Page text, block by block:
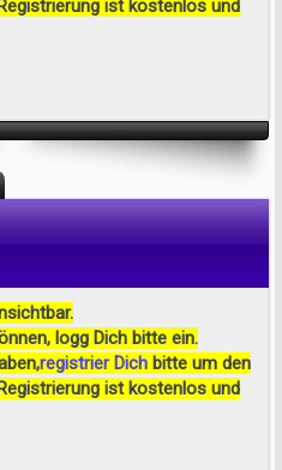
ist kostenlos und
logg Dich bitte ein.
registrier Dich bitte um den
ist kostenlos und